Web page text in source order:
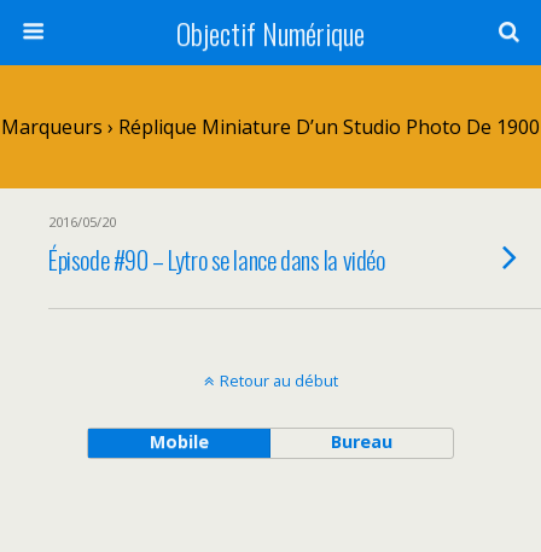
Objectif Numérique
Marqueurs › Réplique Miniature D’un Studio Photo De 1900
2016/05/20
Épisode #90 – Lytro se lance dans la vidéo
Retour au début
Mobile Bureau